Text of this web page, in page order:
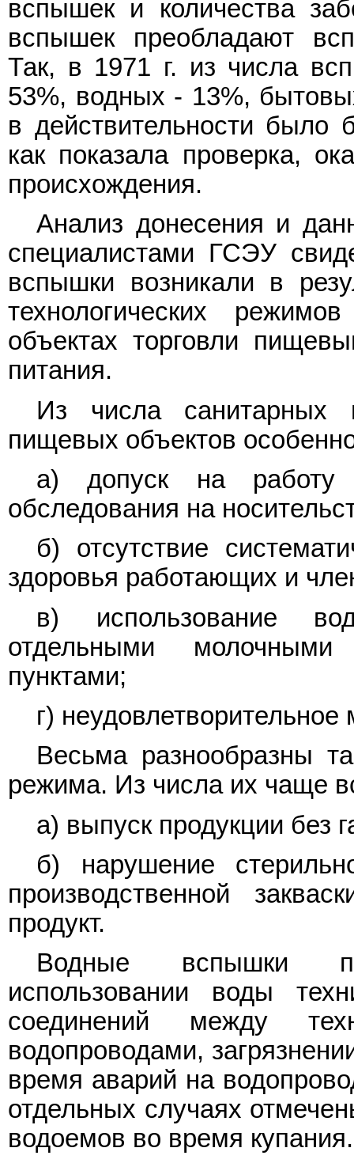
вспышек и количества
вспышек преобладают
Так, в 1971 г. из числа
53%, водных - 13%,
в действительности было
как показала проверка,
происхождения.
Анализ донесения и
специалистами ГСЭУ
вспышки возникали в
технологических
объектах торговли
питания.
Из числа санитарных
пищевых объектов
а) допуск на работу
обследования на
б) отсутствие
здоровья работающих и
в) использование
отдельными
пунктами;
г)
Весьма разнообразны
режима. Из числа их чаще
а) выпуск продукции без
б) нарушение
производственной
продукт.
Водные вспышки
использовании воды
соединений между
водопроводами,
время аварий на
отдельных случаях
водоемов во время купания.